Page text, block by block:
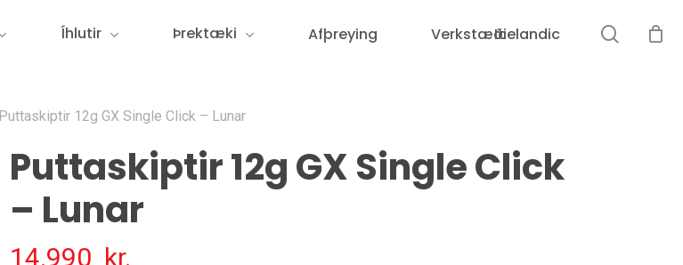
Íhlutir Þrektæki Afþreying VerkstæðiIcelandic
Puttaskiptir 12g GX Single Click – Lunar
Puttaskiptir 12g GX Single Click
– Lunar
14.990 kr.